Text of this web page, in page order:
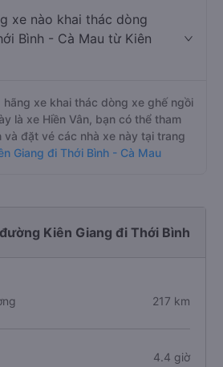
xe nào khai thác dòng
Bình - Cà Mau từ Kiên
hãng xe khai thác dòng xe ghế ngồi
là xe Hiền Vân, bạn có thể tham
và đặt vé các nhà xe này tại trang
Giang đi Thới Bình - Cà Mau
Kiên Giang đi Thới Bình
217 km
4.4 giờ